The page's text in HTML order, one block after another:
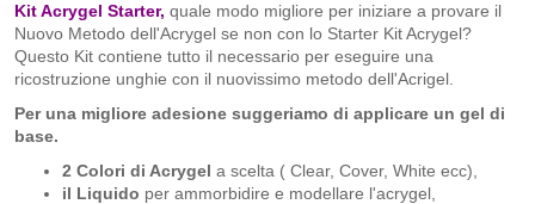
Kit Acrygel Starter, quale modo migliore per iniziare a ​provare il
Nuovo Metodo dell'Acrygel se non con lo Starter Kit Acrygel?
Questo Kit contiene tutto il necessario per eseguire una
ricostruzione unghie con il nuovissimo metodo dell'Acrigel.
Per una migliore adesione suggeriamo di applicare un gel di
base.
2 Colori di Acrygel a scelta ( Clear, Cover, White ecc),
il Liquido per ammorbidire e modellare l'acrygel,